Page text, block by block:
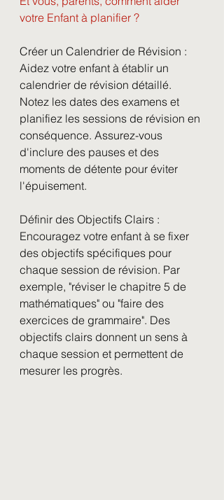
votre Enfant à planifier ?
Créer un Calendrier de Révision :
Aidez votre enfant à établir un
calendrier de révision détaillé.
Notez les dates des examens et
planifiez les sessions de révision en
conséquence. Assurez-vous
d'inclure des pauses et des
moments de détente pour éviter
l'épuisement.
Définir des Objectifs Clairs :
Encouragez votre enfant à se fixer
des objectifs spécifiques pour
chaque session de révision. Par
exemple, "réviser le chapitre 5 de
mathématiques" ou "faire des
exercices de grammaire". Des
objectifs clairs donnent un sens à
chaque session et permettent de
mesurer les progrès.